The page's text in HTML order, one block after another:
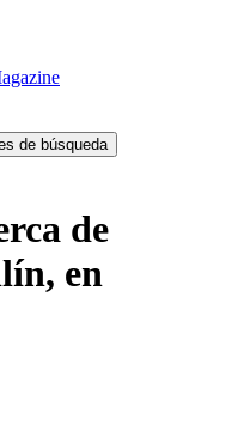
de búsqueda
de
en